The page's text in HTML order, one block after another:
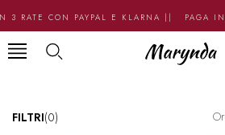
3 RATE CON PAYPAL E KLARNA || PAGA
FILTRI(0)